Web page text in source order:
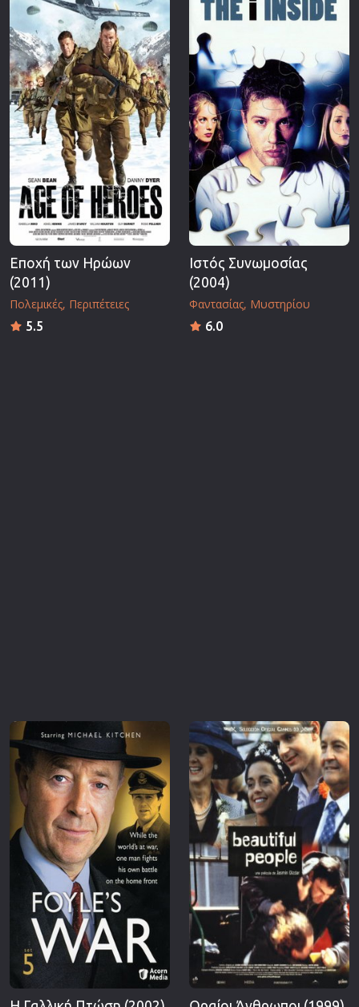
Εποχή των Ηρώων
(2011)
Πολεμικές Περιπέτειες
5.5
Ιστός Συνωμοσίας
(2004)
Φαντασίας Μυστηρίου
6.0